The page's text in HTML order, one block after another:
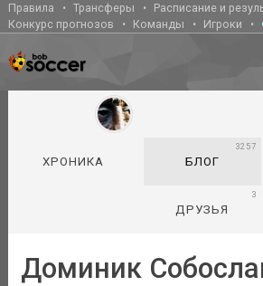
Правила Трансферы
Расписание и
Конкурс прогнозов
Команды Игроки
ХРОНИКА БЛОГ
3257
ДРУЗЬЯ
3
Доминик